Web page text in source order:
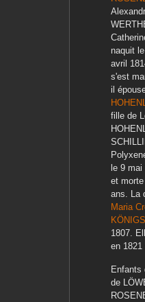
naquit le
avril
s'est
il
fille de
le 9 mai
et
ans. La
Maria
1807.
en 1821
Enfants
de